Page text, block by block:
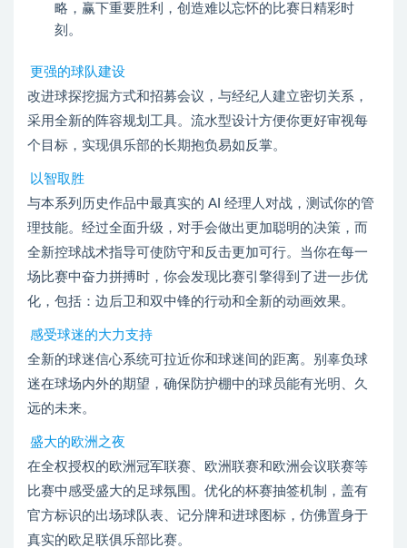
略，赢下重要胜利，创造难以忘怀的比赛日精彩时
刻。
更强的球队建设
改进球探挖掘方式和招募会议，与经纪人建立密切关系，
采用全新的阵容规划工具。流水型设计方便你更好审视每
个目标，实现俱乐部的长期抱负易如反掌。
以智取胜
与本系列历史作品中最真实的 AI 经理人对战，测试你的管
理技能。经过全面升级，对手会做出更加聪明的决策，而
全新控球战术指导可使防守和反击更加可行。当你在每一
场比赛中奋力拼搏时，你会发现比赛引擎得到了进一步优
化，包括：边后卫和双中锋的行动和全新的动画效果。
感受球迷的大力支持
全新的球迷信心系统可拉近你和球迷间的距离。别辜负球
迷在球场内外的期望，确保防护棚中的球员能有光明、久
远的未来。
盛大的欧洲之夜
在全权授权的欧洲冠军联赛、欧洲联赛和欧洲会议联赛等
比赛中感受盛大的足球氛围。优化的杯赛抽签机制，盖有
官方标识的出场球队表、记分牌和进球图标，仿佛置身于
真实的欧足联俱乐部比赛。